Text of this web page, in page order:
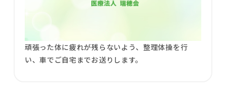
頑張った体に疲れが残らないよう、整理体操を行
い、車でご自宅までお送りします。